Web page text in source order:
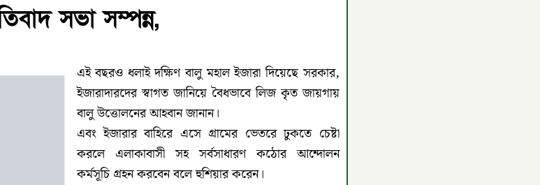
সভা সম্পন্ন,
এই বছরও ধলাই দক্ষিণ বালু মহাল ইজারা দিয়েছে সরকার,
ইজারাদারদের স্বাগত জানিয়ে বৈধভাবে লিজ কৃত জায়গায়
বালু উত্তোলনের আহবান জানান।
এবং ইজারার বাহিরে এসে গ্রামের ভেতরে ঢুকতে চেষ্টা
করলে এলাকাবাসী সহ সর্বসাধারণ কঠোর আন্দোলন
কর্মসূচি গ্রহন করবেন বলে হুশিয়ার করেন।